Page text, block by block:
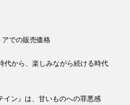
での販売価格
代から、楽しみながら続ける時代
イン』は、甘いものへの罪悪感